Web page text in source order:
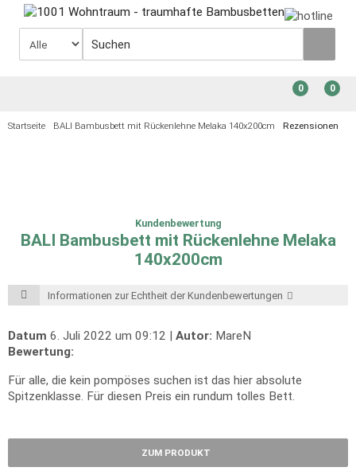
0
0
Startseite BALI Bambusbett mit Rückenlehne Melaka 140x200cm Rezensionen
Kundenbewertung
BALI Bambusbett mit Rückenlehne Melaka
140x200cm
Informationen zur Echtheit der Kundenbewertungen
Datum 6. Juli 2022 um 09:12 | Autor: MareN
Bewertung:
Für alle, die kein pompöses suchen ist das hier absolute
Spitzenklasse. Für diesen Preis ein rundum tolles Bett.
ZUM PRODUKT